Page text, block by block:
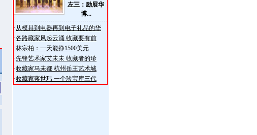
左三：励展华
博...
·从模具到电器再到电子礼品的华
·各路藏家风起云涌 收藏要有前
·林宗柏：一天能挣1500美元
·先锋艺术家艾未未 收藏者的珍
·收藏家马未都 杭州岳王艺术城
·收藏家蒋世玮 一个珍宝库三代